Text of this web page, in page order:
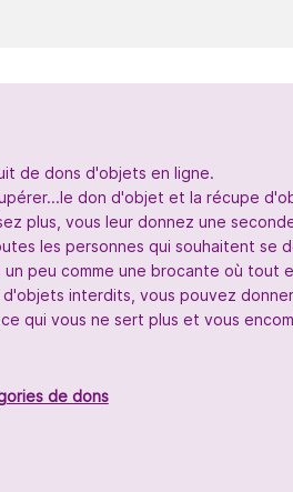
de dons d'objets en ligne.
don d'objet et la récupe
plus, vous leur donnez une
les personnes qui souhaitent
peu comme une brocante où tout
interdits, vous pouvez
qui vous ne sert plus et vous
de dons